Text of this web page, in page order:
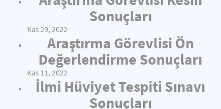
Sonuçları
Kas 29, 2022
Araştırma Görevlisi Ön
Değerlendirme Sonuçları
Kas 11, 2022
İlmi Hüviyet Tespiti Sınavı
Sonuçları